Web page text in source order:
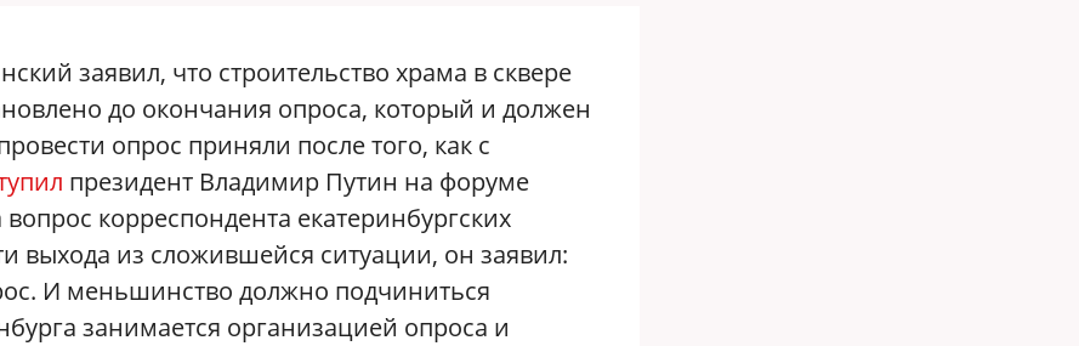
заявил, что строительство храма в сквере
до окончания опроса, который и должен
опрос приняли после того, как с
президент Владимир Путин на форуме
корреспондента екатеринбургских
выхода из сложившейся ситуации, он заявил:
И меньшинство должно подчиниться
занимается организацией опроса и